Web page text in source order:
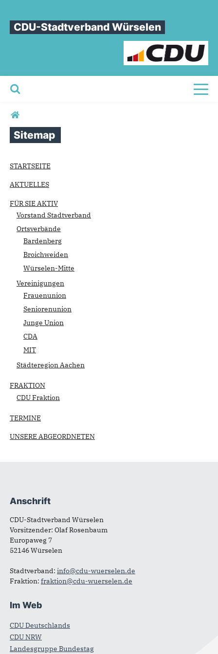
CDU-Stadtverband Würselen
Sie sind hier
Sitemap
STARTSEITE
AKTUELLES
FÜR SIE AKTIV
Vorstand Stadtverband
Ortsverbände
Bardenberg
Broichweiden
Würselen-Mitte
Vereinigungen
Frauenunion
Seniorenunion
Junge Union
CDA
MIT
Städteregion Aachen
FRAKTION
CDU Fraktion
TERMINE
UNSERE ABGEORDNETEN
Fußbereich
Anschrift
CDU-Stadtverband Würselen
Vorsitzender: Olaf Rosenbaum
Europaweg 7
52146 Würselen
Stadtverband: info@cdu-wuerselen.de
Fraktion: fraktion@cdu-wuerselen.de
Im Web
CDU Deutschlands
CDU NRW
Landesgruppe Bundestag